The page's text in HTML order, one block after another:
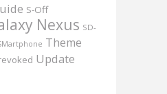
S-Off
Nexus SD-
Theme
Update